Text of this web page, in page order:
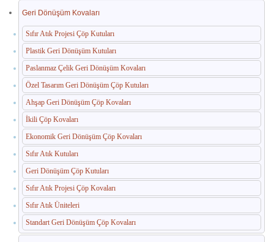
Medikal Ekipmanlar
Paslanmaz Havuz Ekipmanları
🛒 TEKLIF SEPETIM
İLETIŞIM
Geri Dönüşüm Kovaları
Sıfır Atık Projesi Çöp Kutuları
Plastik Geri Dönüşüm Kutuları
Paslanmaz Çelik Geri Dönüşüm Kovaları
Özel Tasarım Geri Dönüşüm Çöp Kutuları
Ahşap Geri Dönüşüm Çöp Kovaları
İkili Çöp Kovaları
Ekonomik Geri Dönüşüm Çöp Kovaları
Sıfır Atık Kutuları
Geri Dönüşüm Çöp Kutuları
Sıfır Atık Projesi Çöp Kovaları
Sıfır Atık Üniteleri
Standart Geri Dönüşüm Çöp Kovaları